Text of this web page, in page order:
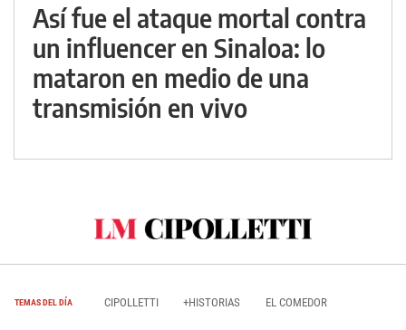
Así fue el ataque mortal contra
un influencer en Sinaloa: lo
mataron en medio de una
transmisión en vivo
TEMAS DEL DÍA CIPOLLETTI +HISTORIAS EL COMEDOR